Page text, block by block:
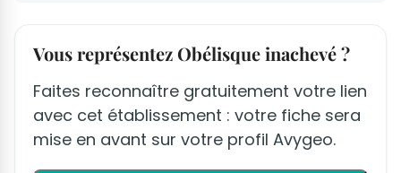
Vous représentez Obélisque inachevé ?
Faites reconnaître gratuitement votre lien
avec cet établissement : votre fiche sera
mise en avant sur votre profil Avygeo.